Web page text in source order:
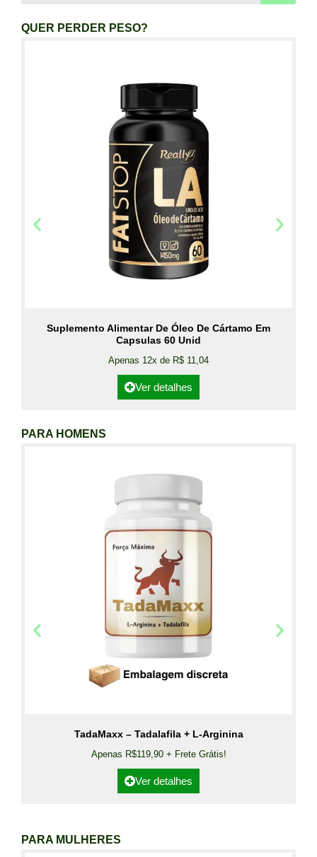
QUER PERDER PESO?
Suplemento Alimentar De Óleo De Cártamo Em
Capsulas 60 Unid
Apenas 12x de R$ 11,04
Ver detalhes
PARA HOMENS
TadaMaxx – Tadalafila + L-Arginina
Apenas R$119,90 + Frete Grátis!
Ver detalhes
PARA MULHERES